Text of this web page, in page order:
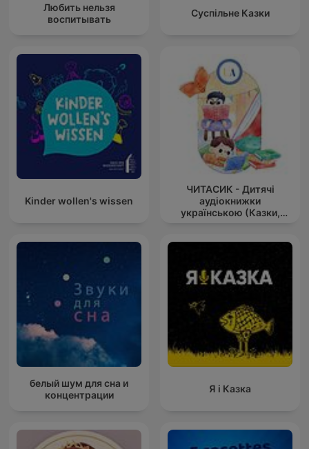
Любить нельзя
воспитывать
Суспільне Казки
Kinder wollen's wissen
ЧИТАСИК - Дитячі
аудіокнижки
українською (Казки,
белый шум для сна и
концентрации
Я і Казка